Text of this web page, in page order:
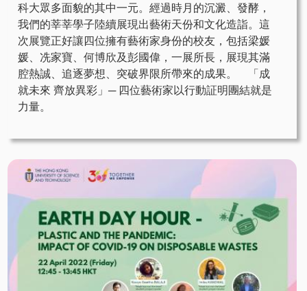
科大眾多面貌的其中一元。經過時月的沉澱、發酵，
我們的莘莘學子陸續展現出藝術天份和文化造詣。這
次展覽正好讓四位擁有藝術家身份的校友，包括梁媛
媛、冼家寶、何博欣及彭國偉，一展所長，展現其滿
腔熱誠、追逐夢想、突破界限所帶來的成果。 「成
就未來 齊放異彩」─ 四位藝術家以行動証明團結就是
力量。